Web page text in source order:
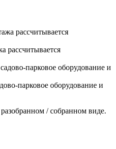
рассчитывается
парковое оборудование и
/ собранном виде.